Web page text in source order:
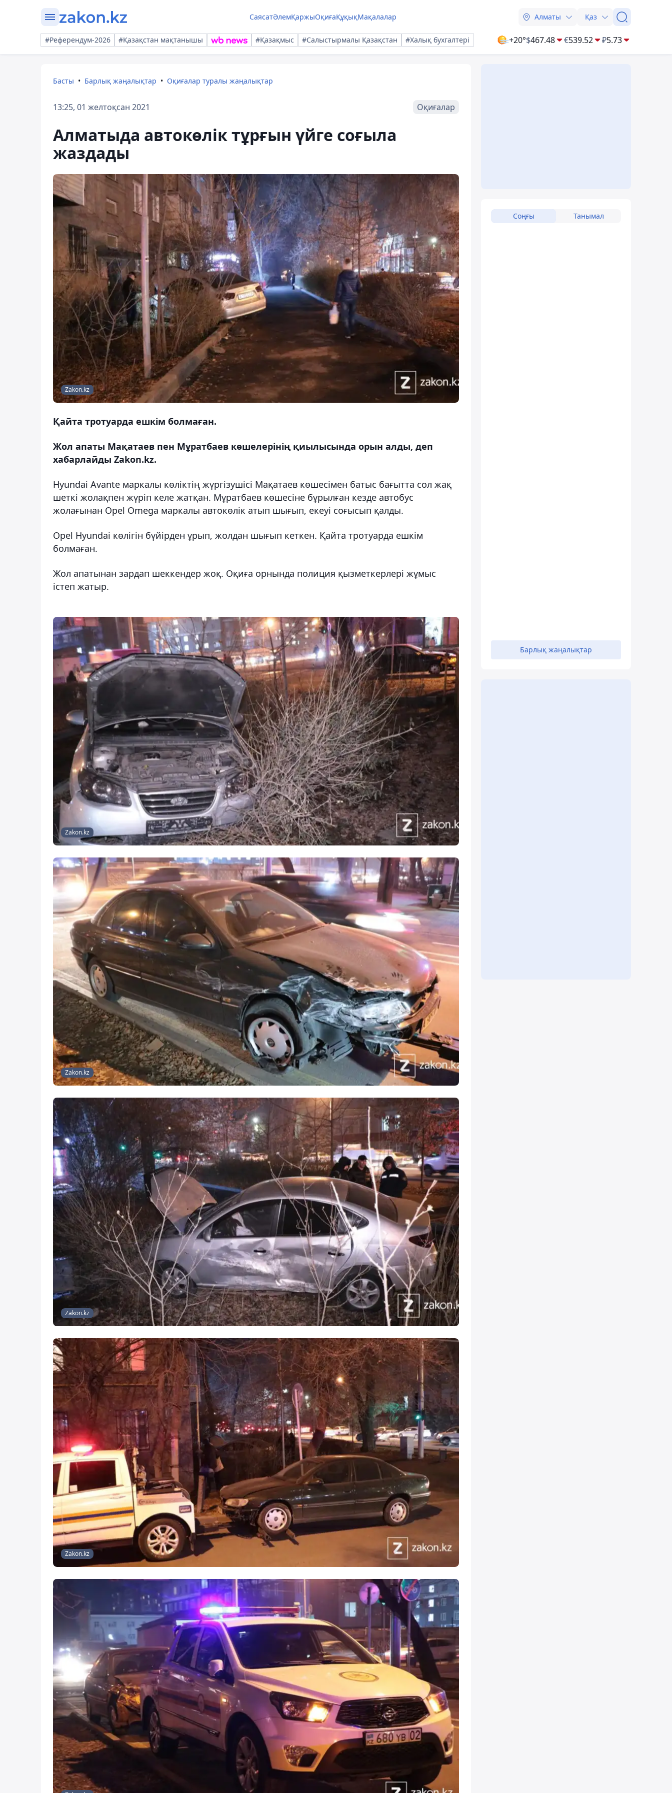
СаясатӘлемҚаржыОқиғаҚұқықМақалалар Алматы Қаз
#Референдум-2026 #Қазақстан мақтанышы #Қазақмыс #Салыстырмалы Қазақстан #Халық бухгалтері +20°$467.48 €539.52 ₽5.73
Басты Барлық жаңалықтар Оқиғалар туралы жаңалықтар
13:25, 01 желтоқсан 2021 Оқиғалар
Алматыда автокөлік тұрғын үйге соғыла
жаздады
Zakon.kz
Қайта тротуарда ешкім болмаған.
Жол апаты Мақатаев пен Мұратбаев көшелерінің қиылысында орын алды, деп
хабарлайды Zakon.kz.
Hyundai Avante маркалы көліктің жүргізушісі Мақатаев көшесімен батыс бағытта сол жақ
шеткі жолақпен жүріп келе жатқан. Мұратбаев көшесіне бұрылған кезде автобус
жолағынан Opel Omega маркалы автокөлік атып шығып, екеуі соғысып қалды.
Opel Hyundai көлігін бүйірден ұрып, жолдан шығып кеткен. Қайта тротуарда ешкім
болмаған.
Жол апатынан зардап шеккендер жоқ. Оқиға орнында полиция қызметкерлері жұмыс
істеп жатыр.
Zakon.kz
Zakon.kz
Zakon.kz
Zakon.kz
Соңғы Танымал
Барлық жаңалықтар